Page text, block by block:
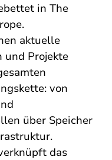
in The
aktuelle
und Projekte
von
über Speicher
das